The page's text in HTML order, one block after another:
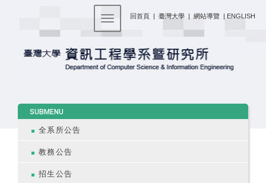
回首頁 | 臺灣大學 | 網站導覽 | ENGLISH
Toggle navigation
SUBMENU
全系所公告
教務公告
招生公告